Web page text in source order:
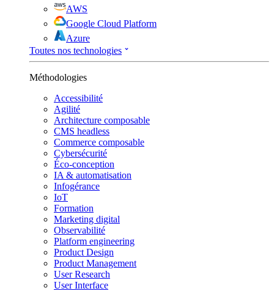
AWS
Google Cloud Platform
Azure
Toutes nos technologies
Méthodologies
Accessibilité
Agilité
Architecture composable
CMS headless
Commerce composable
Cybersécurité
Éco-conception
IA & automatisation
Infogérance
IoT
Formation
Marketing digital
Observabilité
Platform engineering
Product Design
Product Management
User Research
User Interface